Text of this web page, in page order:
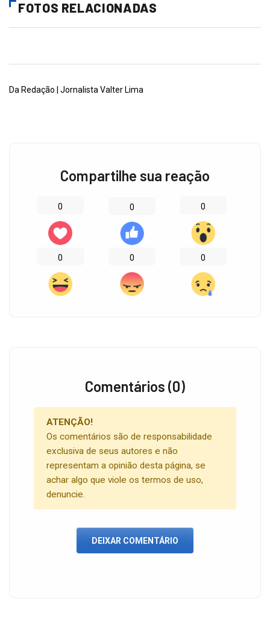
FOTOS RELACIONADAS
Da Redação | Jornalista Valter Lima
Compartilhe sua reação
0 0 0
0 0 0
Comentários (0)
ATENÇÃO!
Os comentários são de responsabilidade
exclusiva de seus autores e não
representam a opinião desta página, se
achar algo que viole os termos de uso,
denuncie.
DEIXAR COMENTÁRIO